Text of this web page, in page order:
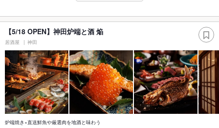
【5/18 OPEN】神田炉端と酒 焔
居酒屋 神田
炉端焼き×直送鮮魚や厳選肉を地酒と味わう